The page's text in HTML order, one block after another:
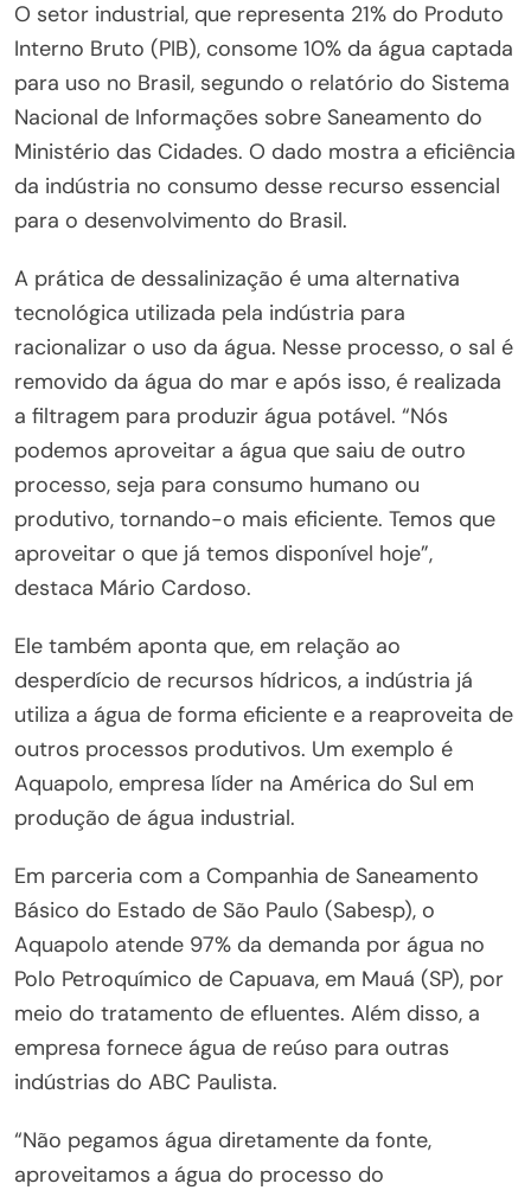
O setor industrial, que representa 21% do Produto
Interno Bruto (PIB), consome 10% da água captada
para uso no Brasil, segundo o relatório do Sistema
Nacional de Informações sobre Saneamento do
Ministério das Cidades. O dado mostra a eficiência
da indústria no consumo desse recurso essencial
para o desenvolvimento do Brasil.
A prática de dessalinização é uma alternativa
tecnológica utilizada pela indústria para
racionalizar o uso da água. Nesse processo, o sal é
removido da água do mar e após isso, é realizada
a filtragem para produzir água potável. “Nós
podemos aproveitar a água que saiu de outro
processo, seja para consumo humano ou
produtivo, tornando-o mais eficiente. Temos que
aproveitar o que já temos disponível hoje”,
destaca Mário Cardoso.
Ele também aponta que, em relação ao
desperdício de recursos hídricos, a indústria já
utiliza a água de forma eficiente e a reaproveita de
outros processos produtivos. Um exemplo é
Aquapolo, empresa líder na América do Sul em
produção de água industrial.
Em parceria com a Companhia de Saneamento
Básico do Estado de São Paulo (Sabesp), o
Aquapolo atende 97% da demanda por água no
Polo Petroquímico de Capuava, em Mauá (SP), por
meio do tratamento de efluentes. Além disso, a
empresa fornece água de reúso para outras
indústrias do ABC Paulista.
“Não pegamos água diretamente da fonte,
aproveitamos a água do processo do